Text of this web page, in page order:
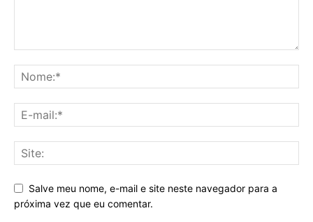
Salve meu nome, e-mail e site neste navegador para a
próxima vez que eu comentar.